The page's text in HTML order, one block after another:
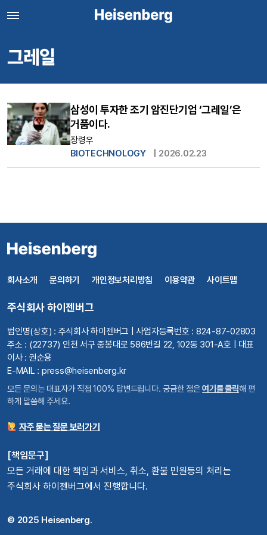
그레일
삼성이 투자한 조기 암진단기업 ‘그레일’은
거품이다.
장령우
BIOTECHNOLOGY
2026.02.23
회사소개 문의하기 개인정보처리방침 이용약관 사이트맵
주식회사 하이젠버그
법인명(상호) : 주식회사 하이젠버그 | 사업자등록번호 : 824-87-02803
주소 : (22737) 인천 서구 중봉대로 586번길 22, 102동 301-A호 | 대표
이사 : 권순용
E-MAIL : press@heisenberg.kr
모든 문의는 대표자가 직접 100% 답변드립니다. 궁금한 점은여기를 클릭해 편
하게 말씀해 주세요.
자주 묻는 질문 보러가기
[책임문구]
모든 거래에 대한 책임과 서비스, 취소, 환불 민원등의 처리는
주식회사 하이젠버그에서 진행합니다.
© 2025 Heisenberg.